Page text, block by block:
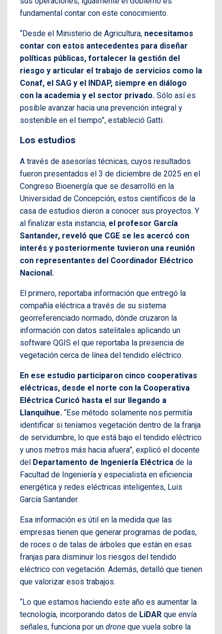
fundamental contar con este conocimiento.
“Desde el Ministerio de Agricultura, necesitamos
contar con estos antecedentes para diseñar
políticas públicas, fortalecer la gestión del
riesgo y articular el trabajo de servicios como la
Conaf, el SAG y el INDAP, siempre en diálogo
con la academia y el sector privado. Sólo así es
posible avanzar hacia una prevención integral y
sostenible en el tiempo”, estableció Gatti.
Los estudios
A través de asesorías técnicas, cuyos resultados
fueron presentados el 3 de diciembre de 2025 en el
Congreso Bioenergía que se desarrolló en la
Universidad de Concepción, estos científicos de la
casa de estudios dieron a conocer sus proyectos. Y
al finalizar esta instancia, el profesor García
Santander, reveló que CGE se les acercó con
interés y posteriormente tuvieron una reunión
con representantes del Coordinador Eléctrico
Nacional.
El primero, reportaba información que entregó la
compañía eléctrica a través de su sistema
georreferenciado normado, dónde cruzaron la
información con datos satelitales aplicando un
software QGIS el que reportaba la presencia de
vegetación cerca de línea del tendido eléctrico.
En ese estudio participaron cinco cooperativas
eléctricas, desde el norte con la Cooperativa
Eléctrica Curicó hasta el sur llegando a
Llanquihue. “Ese método solamente nos permitía
identificar si teníamos vegetación dentro de la franja
de servidumbre, lo que está bajo el tendido eléctrico
y unos metros más hacia afuera”, explicó el docente
del Departamento de Ingeniería Eléctrica de la
Facultad de Ingeniería y especialista en eficiencia
energética y redes eléctricas inteligentes, Luis
García Santander.
Esa información es útil en la medida que las
empresas tienen que generar programas de podas,
de roces o de talas de árboles que están en esas
franjas para disminuir los riesgos del tendido
eléctrico con vegetación. Además, detalló que tienen
que valorizar esos trabajos.
“Lo que estamos haciendo este año es aumentar la
tecnología, incorporando datos de LiDAR que envía
señales, funciona por un drone que vuela sobre la